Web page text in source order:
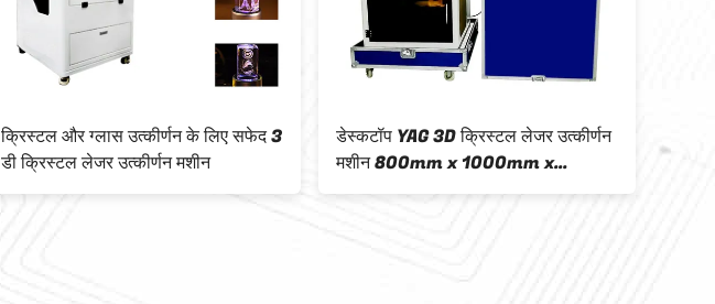
क्रिस्टल और ग्लास उत्कीर्णन के लिए सफेद 3
डी क्रिस्टल लेजर उत्कीर्णन मशीन
डेस्कटॉप YAG 3D क्रिस्टल लेजर उत्कीर्णन
मशीन 800mm x 1000mm x
1300mm